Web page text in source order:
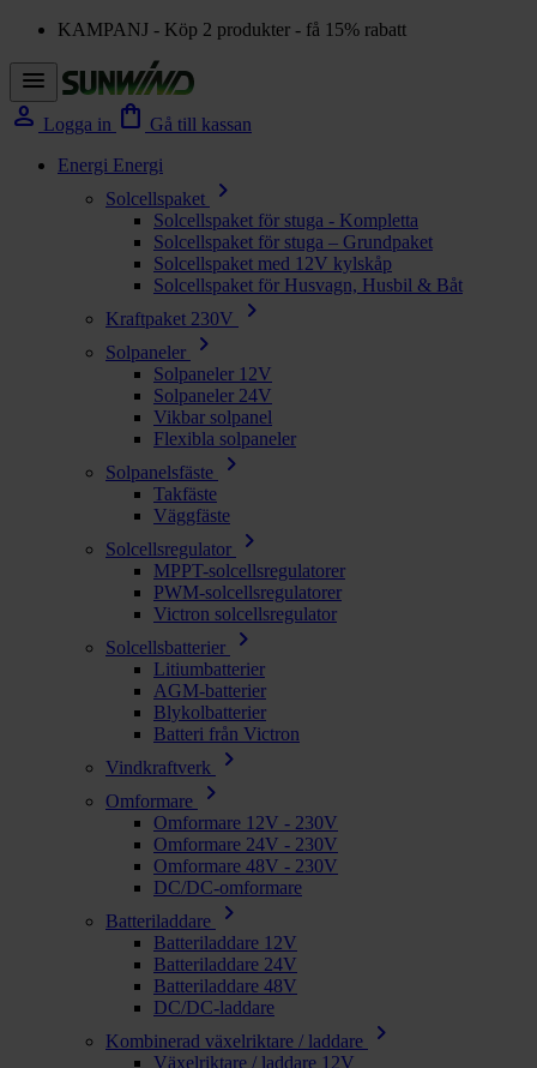
KAMPANJ - Köp 2 produkter - få 15% rabatt
menu
person Logga in shopping_bag Gå till kassan
Energi Energi
Solcellspaket
chevron_right
Solcellspaket för stuga - Kompletta
Solcellspaket för stuga – Grundpaket
Solcellspaket med 12V kylskåp
Solcellspaket för Husvagn, Husbil & Båt
Kraftpaket 230V
chevron_right
Solpaneler chevron_right
Solpaneler 12V
Solpaneler 24V
Vikbar solpanel
Flexibla solpaneler
Solpanelsfäste
chevron_right
Takfäste
Väggfäste
Solcellsregulator
chevron_right
MPPT-solcellsregulatorer
PWM-solcellsregulatorer
Victron solcellsregulator
Solcellsbatterier
chevron_right
Litiumbatterier
AGM-batterier
Blykolbatterier
Batteri från Victron
Vindkraftverk
chevron_right
Omformare chevron_right
Omformare 12V - 230V
Omformare 24V - 230V
Omformare 48V - 230V
DC/DC-omformare
Batteriladdare
chevron_right
Batteriladdare 12V
Batteriladdare 24V
Batteriladdare 48V
DC/DC-laddare
Kombinerad växelriktare / laddare
chevron_right
Växelriktare / laddare 12V